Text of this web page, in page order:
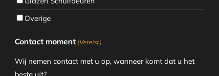
Overige
Contact moment (Vereist)
Wij nemen contact met u op, wanneer komt dat u het